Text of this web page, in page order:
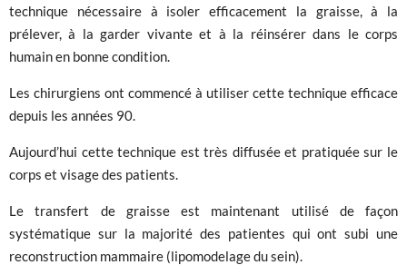
technique nécessaire à isoler efficacement la graisse, à la
prélever, à la garder vivante et à la réinsérer dans le corps
humain en bonne condition.
Les chirurgiens ont commencé à utiliser cette technique efficace
depuis les années 90.
Aujourd’hui cette technique est très diffusée et pratiquée sur le
corps et visage des patients.
Le transfert de graisse est maintenant utilisé de façon
systématique sur la majorité des patientes qui ont subi une
reconstruction mammaire (lipomodelage du sein).